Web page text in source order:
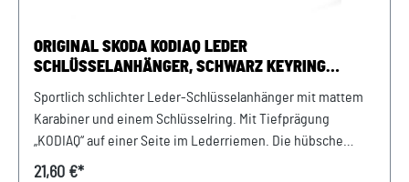
ORIGINAL SKODA KODIAQ LEDER
SCHLÜSSELANHÄNGER, SCHWARZ KEYRING
Sportlich schlichter Leder-Schlüsselanhänger mit mattem
Karabiner und einem Schlüsselring. Mit Tiefprägung
„KODIAQ“ auf einer Seite im Lederriemen. Die hübsche
braune Ziernaht ist von beiden Seiten zu sehen. Länge inkl.
21,60 €*